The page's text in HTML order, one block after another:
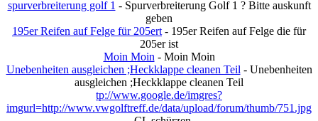
spurverbreiterung golf 1 - Spurverbreiterung Golf 1 ? Bitte auskunft
geben
195er Reifen auf Felge für 205ert - 195er Reifen auf Felge die für
205er ist
Moin Moin - Moin Moin
Unebenheiten ausgleichen ;Heckklappe cleanen Teil - Unebenheiten
ausgleichen ;Heckklappe cleanen Teil
tp://www.google.de/imgres?
imgurl=http://www.vwgolftreff.de/data/upload/forum/thumb/751.jpg